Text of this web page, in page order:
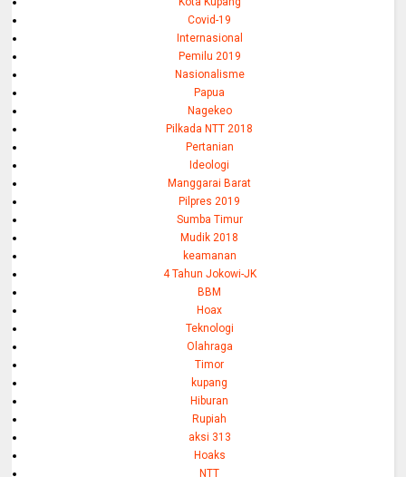
Covid-19
Internasional
Pemilu 2019
Nasionalisme
Papua
Nagekeo
Pilkada NTT 2018
Pertanian
Ideologi
Manggarai Barat
Pilpres 2019
Sumba Timur
Mudik 2018
keamanan
4 Tahun Jokowi-JK
BBM
Hoax
Teknologi
Olahraga
Timor
kupang
Hiburan
Rupiah
aksi 313
Hoaks
NTT